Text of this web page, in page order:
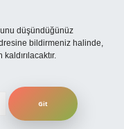
düşündüğünüz
bildirmeniz halinde,